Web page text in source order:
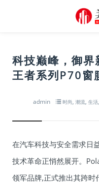
科技巅峰，御
王者系列P70窗
admin 时尚, 潮流, 生活,
在汽车科技与安全需求日
技术革命正悄然展开。
领军品牌,正式推出其跨